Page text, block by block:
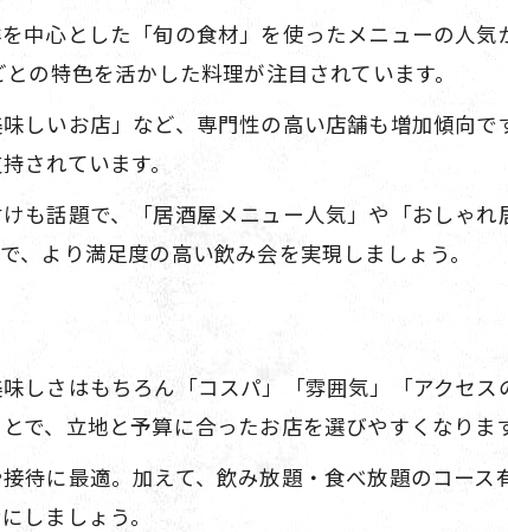
人気の居酒屋を満喫するためのコツ
居酒屋おすすめを賢く満喫する方法
人気居酒屋のおすすめ活用術を伝授
満足度を高める居酒屋おすすめの選び方
居酒屋おすすめで楽しい時間を過ごす
居酒屋おすすめの予約ポイント解説
満足感重視なら居酒屋の雰囲気も大切に
落ち着く空間が魅力の居酒屋おすすめ
居酒屋おすすめで味わう癒しの雰囲気
雰囲気重視の居酒屋おすすめポイント
居酒屋おすすめ空間で交流が深まる理由
中心とした「旬の食材」を使ったメニューの人気
の特色を活かした料理が注目されています。
しいお店」など、専門性の高い店舗も増加傾向
されています。
も話題で、「居酒屋メニュー人気」や「おしゃ
、より満足度の高い飲み会を実現しましょう。
しさはもちろん「コスパ」「雰囲気」「アクセス
で、立地と予算に合ったお店を選びやすくなります
待に最適。加えて、飲み放題・食べ放題のコー
しましょう。